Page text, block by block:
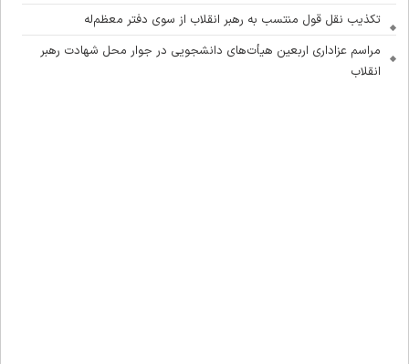
تکذیب نقل قول منتسب به رهبر انقلاب از سوی دفتر معظم‌له
مراسم عزاداری اربعین هیأت‌های دانشجویی در جوار محل شهادت رهبر
انقلاب